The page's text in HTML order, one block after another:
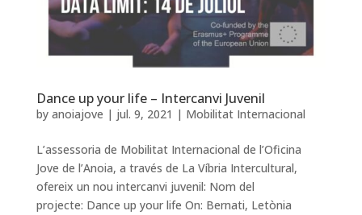
Dance up your life – Intercanvi Juvenil
by anoiajove | jul. 9, 2021 | Mobilitat Internacional
L’assessoria de Mobilitat Internacional de l’Oficina
Jove de l’Anoia, a través de La Víbria Intercultural,
ofereix un nou intercanvi juvenil: Nom del
projecte: Dance up your life On: Bernati, Letònia